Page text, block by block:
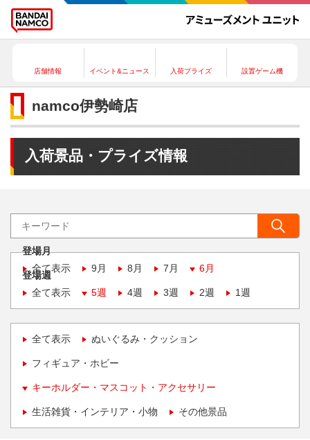
店舗情報 イベント&ニュース 入荷プライズ 設置ゲーム機
namco伊勢崎店
入荷景品・プライズ情報
登場月
全て表示
9月 8月 7月 6月
登場週
全て表示
5週 4週 3週 2週 1週
全て表示 ぬいぐるみ・クッション
フィギュア・ホビー
キーホルダー・マスコット・アクセサリー
生活雑貨・インテリア・小物 その他景品